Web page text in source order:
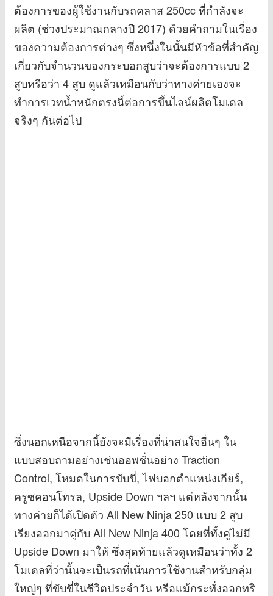
ต้องการของผู้ใช้งานกับรถคลาส 250cc ที่กำลังจะ
ผลิต (ช่วงประมาณกลางปี 2017) ด้วยคำถามในเรื่อง
ของความต้องการต่างๆ ซึ่งหนึ่งในนั้นมีหัวข้อที่สำคัญ
เกี่ยวกับจำนวนของกระบอกสูบว่าจะต้องการแบบ 2
สูบหรือว่า 4 สูบ ดูแล้วเหมือนกับว่าทางค่ายเองจะ
ทำการเวทน้ำหนักตรงนี้ต่อการขึ้นไลน์ผลิตโมเดล
จริงๆ กันต่อไป
ซึ่งนอกเหนือจากนี้ยังจะมีเรื่องที่น่าสนใจอื่นๆ ใน
แบบสอบถามอย่างเช่นออพชั่นอย่าง Traction
Control, โหมดในการขับขี่, ไฟบอกตำแหน่งเกียร์,
ครูซคอนโทรล, Upside Down ฯลฯ แต่หลังจากนั้น
ทางค่ายก็ได้เปิดตัว All New Ninja 250 แบบ 2 สูบ
เรียงออกมาคู่กับ All New Ninja 400 โดยที่ทั้งคู่ไม่มี
Upside Down มาให้ ซึ่งสุดท้ายแล้วดูเหมือนว่าทั้ง 2
โมเดลที่ว่านั้นจะเป็นรถที่เน้นการใช้งานสำหรับกลุ่ม
ใหญ่ๆ ที่ขับขี่ในชีวิตประจำวัน หรือแม้กระทั่งออกทริ